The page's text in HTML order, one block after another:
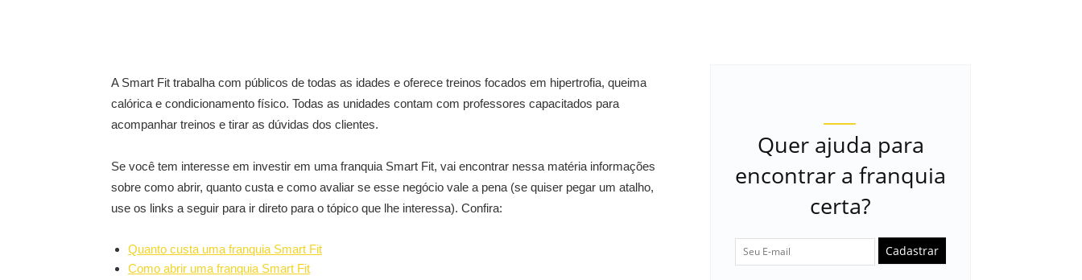
A Smart Fit trabalha com públicos de todas as idades e oferece treinos focados em hipertrofia, queima
calórica e condicionamento físico. Todas as unidades contam com professores capacitados para
acompanhar treinos e tirar as dúvidas dos clientes.
Se você tem interesse em investir em uma franquia Smart Fit, vai encontrar nessa matéria informações
sobre como abrir, quanto custa e como avaliar se esse negócio vale a pena (se quiser pegar um atalho,
use os links a seguir para ir direto para o tópico que lhe interessa). Confira:
Quanto custa uma franquia Smart Fit
Como abrir uma franquia Smart Fit
Quer ajuda para
encontrar a franquia
certa?
Cadastrar